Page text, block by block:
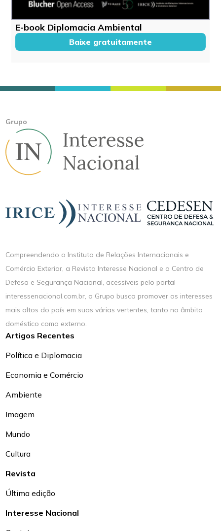
E-book Diplomacia Ambiental
Baixe gratuitamente
Grupo
Compreendendo o Instituto de Relações Internacionais e
Comércio Exterior, a Revista Interesse Nacional e o Centro de
Defesa e Segurança Nacional, acessíveis pelo portal
interessenacional.com.br, o Grupo busca promover os interesses
mais altos do país em suas várias vertentes, tanto no âmbito
doméstico como externo.
Artigos Recentes
Política e Diplomacia
Economia e Comércio
Ambiente
Imagem
Mundo
Cultura
Revista
Última edição
Interesse Nacional